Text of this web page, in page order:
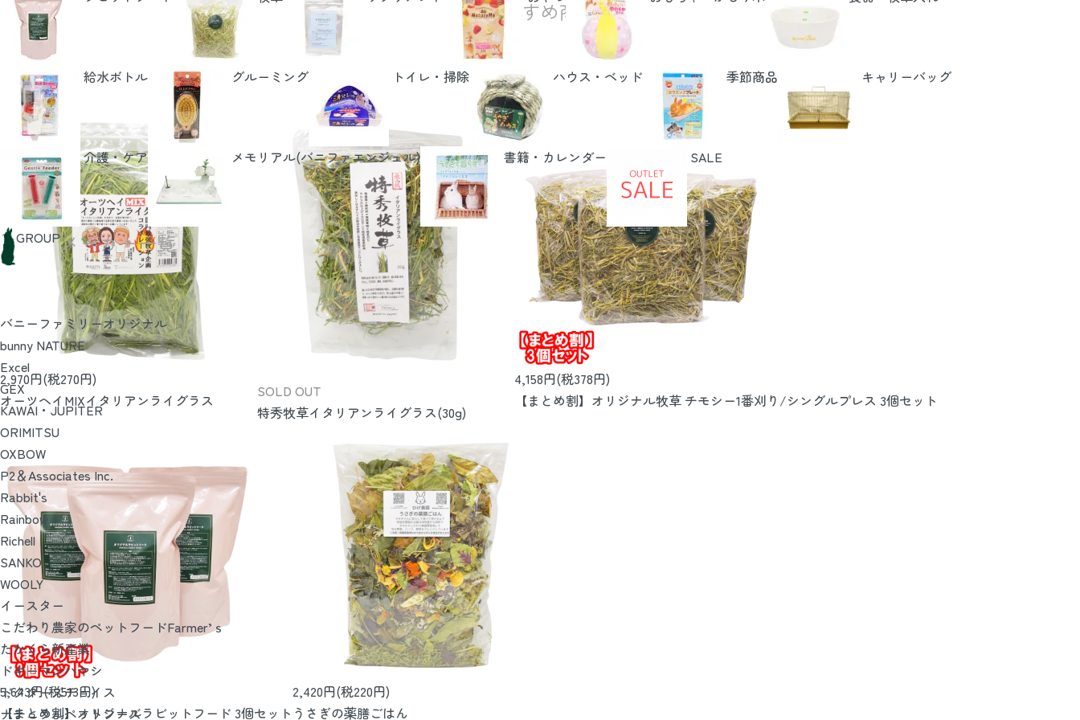
給水ボトル グルーミング トイレ・掃除 ハウス・ベッド 季節商品 キャリーバッグ
介護・ケア メモリアル(バニファエンジェル) 書籍・カレンダー SALE
GROUPメーカー一覧
バニーファミリーオリジナル
bunny NATURE
Excel
GEX
KAWAI・JUPITER
ORIMITSU
OXBOW
P2＆Associates Inc.
Rabbit's
Rainbow
Richell
SANKO
WOOLY
イースター
こだわり農家のペットフードFarmer’ｓ
たかくら新産業
ドギーマンハヤシ
ドクターズチョイス
ナチュラルペットフーズ
おすすめ商品
RECOMMEND
2,970円(税270円)
オーツヘイMIXイタリアンライグラス
SOLD OUT
特秀牧草イタリアンライグラス(30g)
4,158円(税378円)
【まとめ割】オリジナル牧草 チモシー1番刈り/シングルプレス 3個セット
5,643円(税513円)
【まとめ割】オリジナルラビットフード 3個セット
2,420円(税220円)
うさぎの薬膳ごはん